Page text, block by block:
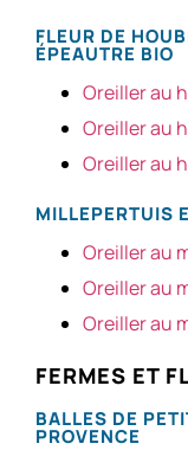
FLEUR DE
ÉPEAUTRE BIO
Oreiller au
Oreiller au
Oreiller au
MILLEPERTUIS
Oreiller au
Oreiller au
Oreiller au
FERMES ET
BALLES DE
PROVENCE